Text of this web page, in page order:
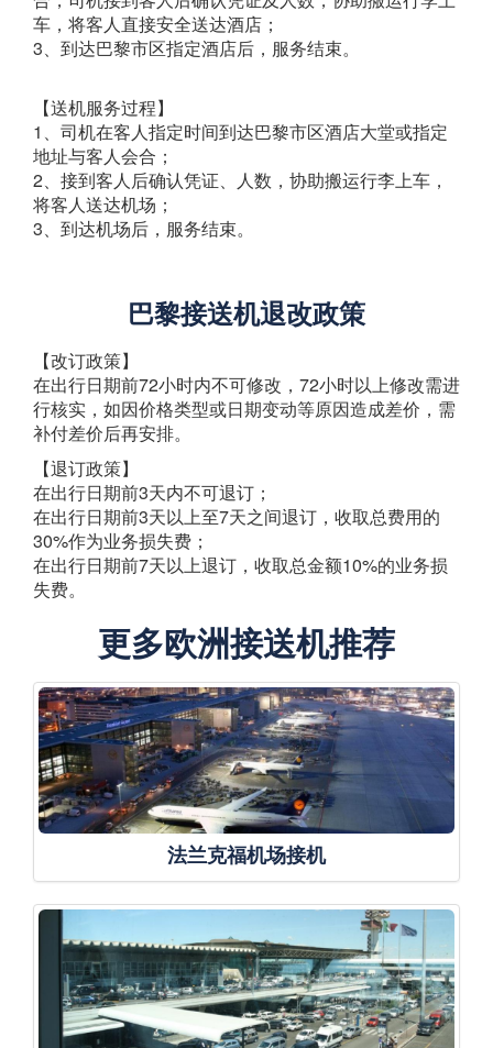
车，将客人直接安全送达酒店；
3、到达巴黎市区指定酒店后，服务结束。
【送机服务过程】
1、司机在客人指定时间到达巴黎市区酒店大堂或指定
地址与客人会合；
2、接到客人后确认凭证、人数，协助搬运行李上车，
将客人送达机场；
3、到达机场后，服务结束。
巴黎接送机退改政策
【改订政策】
在出行日期前72小时内不可修改，72小时以上修改需进
行核实，如因价格类型或日期变动等原因造成差价，需
补付差价后再安排。
【退订政策】
在出行日期前3天内不可退订；
在出行日期前3天以上至7天之间退订，收取总费用的
30%作为业务损失费；
在出行日期前7天以上退订，收取总金额10%的业务损
失费。
更多欧洲接送机推荐
法兰克福机场接机